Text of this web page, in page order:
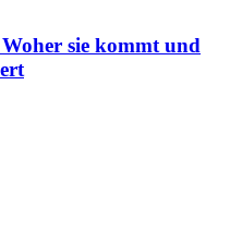
sie kommt und